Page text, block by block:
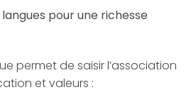
pour une richesse
permet de saisir l’association
et valeurs :